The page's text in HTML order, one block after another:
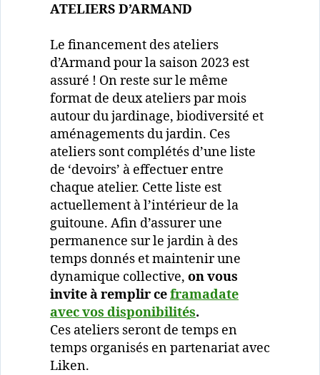
ATELIERS D’ARMAND
Le financement des ateliers
d’Armand pour la saison 2023 est
assuré ! On reste sur le même
format de deux ateliers par mois
autour du jardinage, biodiversité et
aménagements du jardin. Ces
ateliers sont complétés d’une liste
de ‘devoirs’ à effectuer entre
chaque atelier. Cette liste est
actuellement à l’intérieur de la
guitoune. Afin d’assurer une
permanence sur le jardin à des
temps donnés et maintenir une
dynamique collective, on vous
invite à remplir ceframadate
avec vos disponibilités.
Ces ateliers seront de temps en
temps organisés en partenariat avec
Liken.